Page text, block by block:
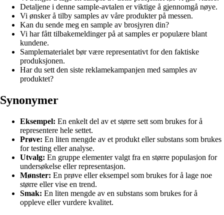
Detaljene i denne sample-avtalen er viktige å gjennomgå nøye.
Vi ønsker å tilby samples av våre produkter på messen.
Kan du sende meg en sample av brosjyren din?
Vi har fått tilbakemeldinger på at samples er populære blant
kundene.
Samplematerialet bør være representativt for den faktiske
produksjonen.
Har du sett den siste reklamekampanjen med samples av
produktet?
Synonymer
Eksempel: En enkelt del av et større sett som brukes for å
representere hele settet.
Prøve: En liten mengde av et produkt eller substans som brukes
for testing eller analyse.
Utvalg: En gruppe elementer valgt fra en større populasjon for
undersøkelse eller representasjon.
Mønster: En prøve eller eksempel som brukes for å lage noe
større eller vise en trend.
Smak: En liten mengde av en substans som brukes for å
oppleve eller vurdere kvalitet.